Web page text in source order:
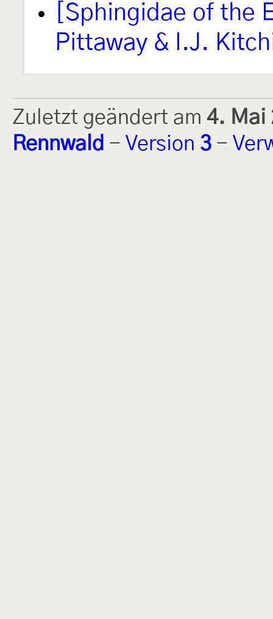
[Sphingidae of the
Pittaway & I.J.
Zuletzt geändert am 4. Mai
Rennwald - Version 3 -